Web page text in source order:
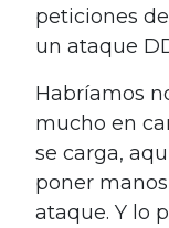
peticiones
un ataque
Habríamos
mucho en
se carga,
poner
ataque. Y lo